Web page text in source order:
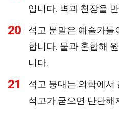
입니다. 벽과 천장을
20
석고 분말은 예술가들
합니다. 물과 혼합해
니다.
21
석고 붕대는 의학에서
석고가 굳으면 단단해